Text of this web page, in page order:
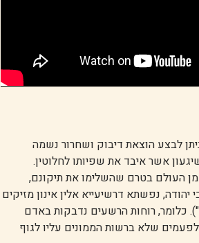
לבצע הוצאת דיבוק ושחרור נשמה
אשר איבד את שפיותו לחלוטין.
מן העולם בטרם שהשלימו את תיקונם,
נפשתא דרשיעייא אלין אינון מזיקים
כלומר, רוחות הרשעים נדבקות באדם
שלא ברשות הממונים עליו לגוף